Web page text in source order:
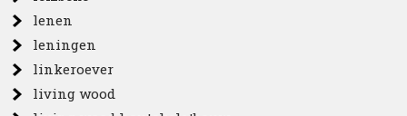
lenen
leningen
linkeroever
living wood